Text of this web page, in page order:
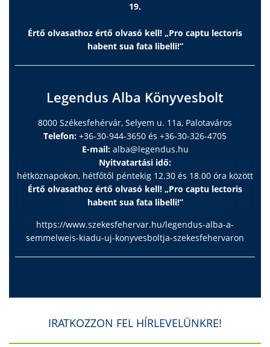
19.
Értő olvasathoz értő olvasó kell! „Pro captu lectoris
habent sua fata libelli!”
Legendus Alba Könyvesbolt
8000 Székesfehérvár, Selyem u. 11a, Palotaváros
Telefon: +36-30-944-3650 és +36-30-326-4705
E-mail: alba@legendus.hu
Nyitvatartási idő:
hétköznapokon, hétfőtől péntekig 12.30 és 18.00 óra között
Értő olvasathoz értő olvasó kell! „Pro captu lectoris
habent sua fata libelli!”
https://www.szekesfehervar.hu/legendus-alba-a-
semmelweis-kiadu-uj-konyvesboltja-szekesfehervaron
IRATKOZZON FEL HÍRLEVELÜNKRE!